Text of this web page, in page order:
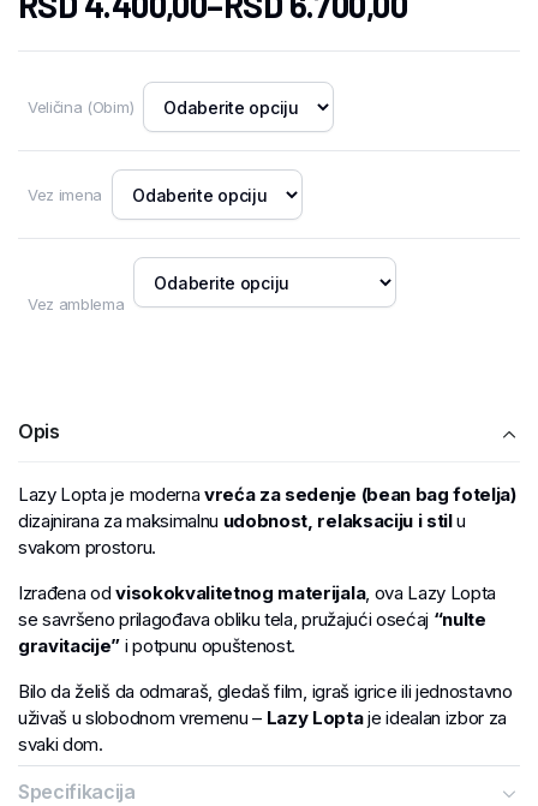
Veličina (Obim)
Vez imena
Vez amblema
Opis
Lazy Lopta je moderna vreća za sedenje (bean bag fotelja)
dizajnirana za maksimalnu udobnost, relaksaciju i stilu
svakom prostoru.
Izrađena odvisokokvalitetnog materijala, ova Lazy Lopta
se savršeno prilagođava obliku tela, pružajući osećaj “nulte
gravitacije” i potpunu opuštenost.
Bilo da želiš da odmaraš, gledaš film, igraš igrice ili jednostavno
uživaš u slobodnom vremenu – Lazy Loptaje idealan izbor za
svaki dom.
Specifikacija